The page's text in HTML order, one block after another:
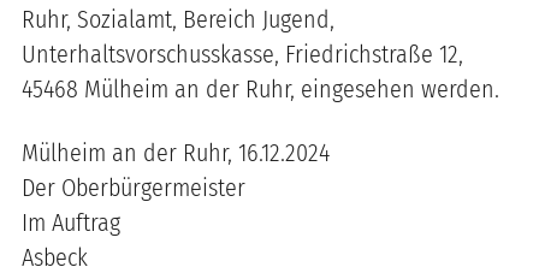
Ruhr, Sozialamt, Bereich Jugend,
Unterhaltsvorschusskasse, Friedrichstraße 12,
45468 Mülheim an der Ruhr, eingesehen werden.
Mülheim an der Ruhr, 16.12.2024
Der Oberbürgermeister
Im Auftrag
Asbeck